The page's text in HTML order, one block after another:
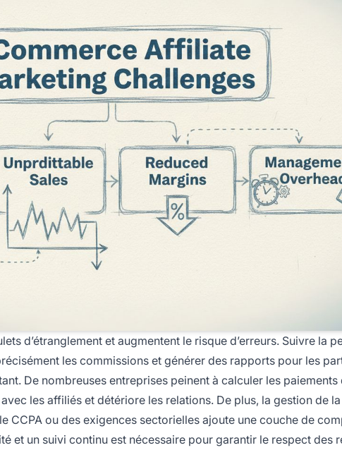
d’étranglement et augmentent le risque d’erreurs. Suivre la
les commissions et générer des rapports pour les
De nombreuses entreprises peinent à calculer les paiements
les affiliés et détériore les relations. De plus, la gestion de
CCPA ou des exigences sectorielles ajoute une couche de
et un suivi continu est nécessaire pour garantir le respect des